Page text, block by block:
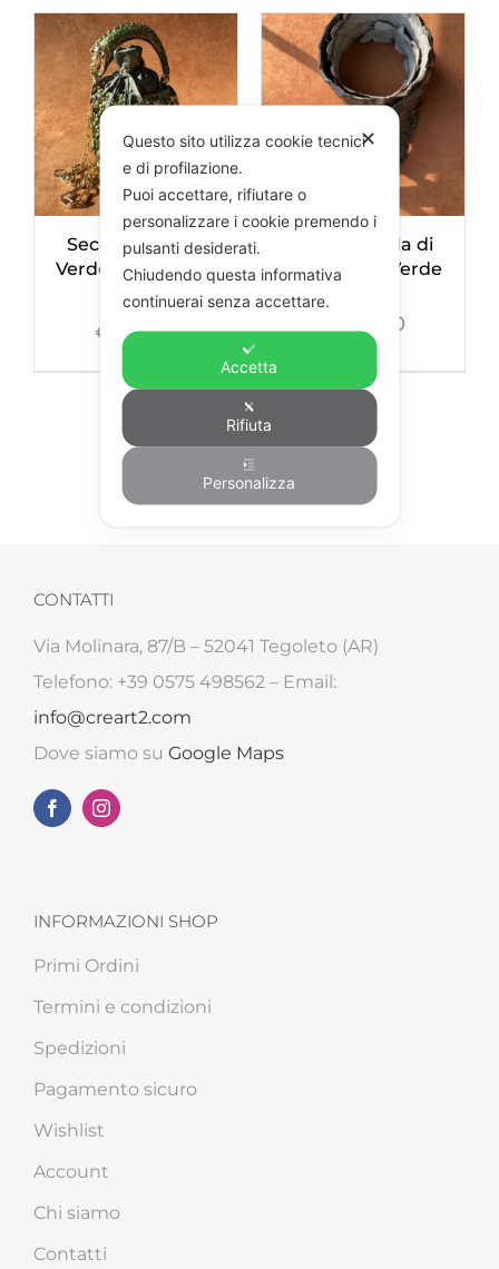
Secchiello Raso
Verde con Manico
Cocco
€ 950,00
Cintura Coda di
Coccodrillo Verde
930,00
CONTATTI
Via Molinara, 87/B – 52041 Tegoleto (AR)
Telefono: +39 0575 498562 – Email:
info@creart2.com
Dove siamo su Google Maps
INFORMAZIONI SHOP
Primi Ordini
Termini e condizioni
Spedizioni
Pagamento sicuro
Wishlist
Account
Chi siamo
Contatti
✕
Questo sito utilizza cookie tecnici
e di profilazione.
Puoi accettare, rifiutare o
personalizzare i cookie premendo i
pulsanti desiderati.
Chiudendo questa informativa
continuerai senza accettare.
Accetta
Rifiuta
Personalizza